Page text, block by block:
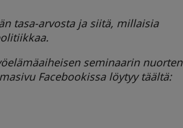
tasa-arvosta ja siitä, millaisia
seminaarin nuorten
Facebookissa löytyy täältä: